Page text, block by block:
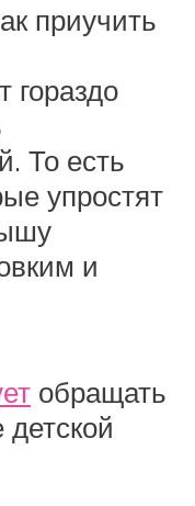
приучить
гораздо
То есть
упростят
и
обращать